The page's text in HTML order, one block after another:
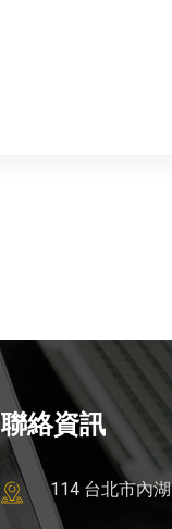
聯絡資訊
114 台北市內